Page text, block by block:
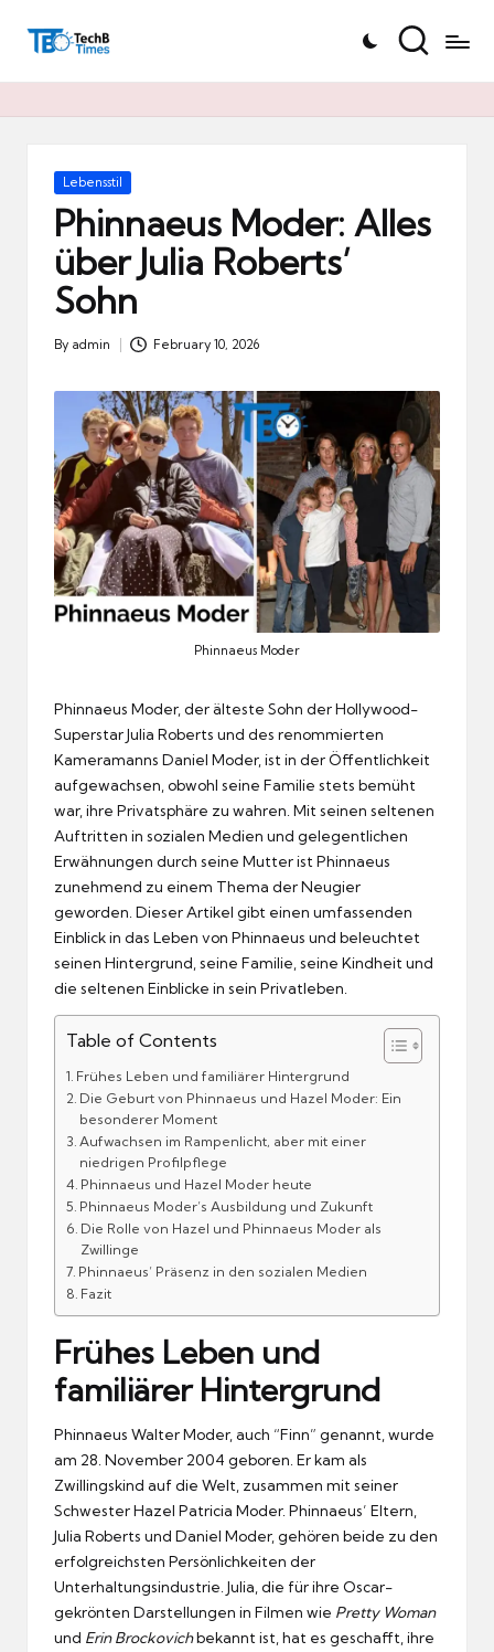
T
h
Posted
Lebensstil
Phinnaeus Moder: Alles
über Julia Roberts’
Sohn
Posted
By admin February 10, 2026
Phinnaeus Moder
Phinnaeus Moder, der älteste Sohn der Hollywood-
Superstar Julia Roberts und des renommierten
Kameramanns Daniel Moder, ist in der Öffentlichkeit
aufgewachsen, obwohl seine Familie stets bemüht
war, ihre Privatsphäre zu wahren. Mit seinen seltenen
Auftritten in sozialen Medien und gelegentlichen
Erwähnungen durch seine Mutter ist Phinnaeus
zunehmend zu einem Thema der Neugier
geworden. Dieser Artikel gibt einen umfassenden
Einblick in das Leben von Phinnaeus und beleuchtet
seinen Hintergrund, seine Familie, seine Kindheit und
die seltenen Einblicke in sein Privatleben.
Table of Contents
Frühes Leben und familiärer Hintergrund
Die Geburt von Phinnaeus und Hazel Moder: Ein
besonderer Moment
Aufwachsen im Rampenlicht, aber mit einer
niedrigen Profilpflege
Phinnaeus und Hazel Moder heute
Phinnaeus Moder’s Ausbildung und Zukunft
Die Rolle von Hazel und Phinnaeus Moder als
Zwillinge
Phinnaeus’ Präsenz in den sozialen Medien
Fazit
Frühes Leben und
familiärer Hintergrund
Phinnaeus Walter Moder, auch “Finn” genannt, wurde
am 28. November 2004 geboren. Er kam als
Zwillingskind auf die Welt, zusammen mit seiner
Schwester Hazel Patricia Moder. Phinnaeus’ Eltern,
Julia Roberts und Daniel Moder, gehören beide zu den
erfolgreichsten Persönlichkeiten der
Unterhaltungsindustrie. Julia, die für ihre Oscar-
gekrönten Darstellungen in Filmen wie Pretty Woman
und Erin Brockovichbekannt ist, hat es geschafft, ihre